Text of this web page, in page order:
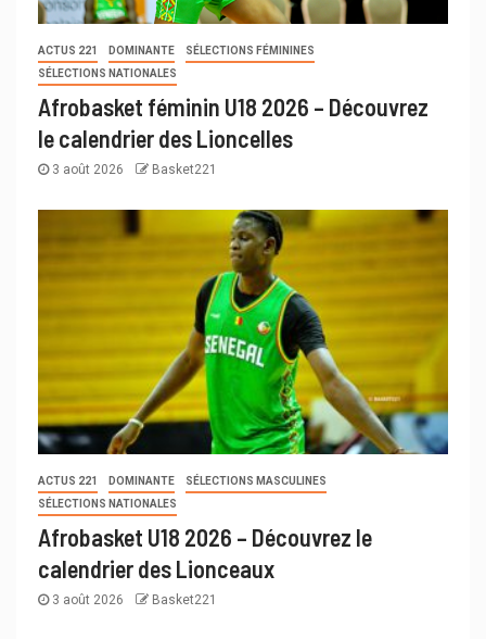
ACTUS 221 DOMINANTE
SÉLECTIONS FÉMININES
SÉLECTIONS NATIONALES
Afrobasket féminin U18 2026 – Découvrez
le calendrier des Lioncelles
3 août 2026 Basket221
ACTUS 221 DOMINANTE
SÉLECTIONS MASCULINES
SÉLECTIONS NATIONALES
Afrobasket U18 2026 – Découvrez le
calendrier des Lionceaux
3 août 2026 Basket221